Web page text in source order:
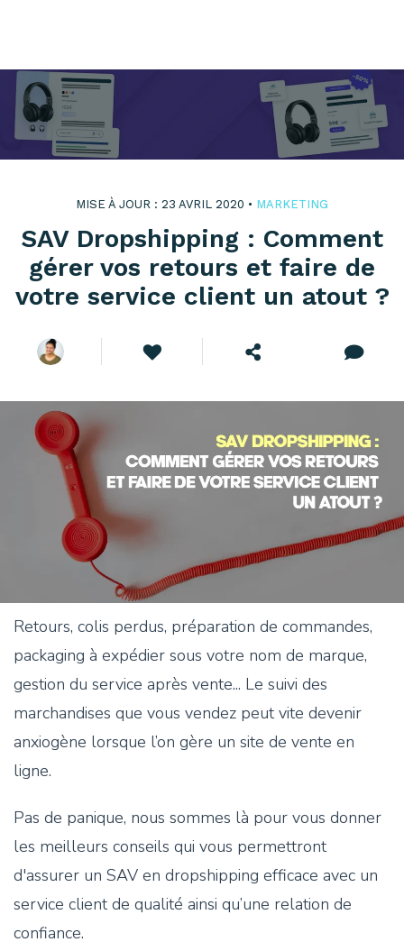
MISE À JOUR : 23 AVRIL 2020 • MARKETING
SAV Dropshipping : Comment
gérer vos retours et faire de
votre service client un atout ?
Retours, colis perdus, préparation de commandes,
packaging à expédier sous votre nom de marque,
gestion du service après vente... Le suivi des
marchandises que vous vendez peut vite devenir
anxiogène lorsque l’on gère un site de vente en
ligne.
Pas de panique, nous sommes là pour vous donner
les meilleurs conseils qui vous permettront
d'assurer un SAV en dropshipping efficace avec un
service client de qualité ainsi qu’une relation de
confiance.